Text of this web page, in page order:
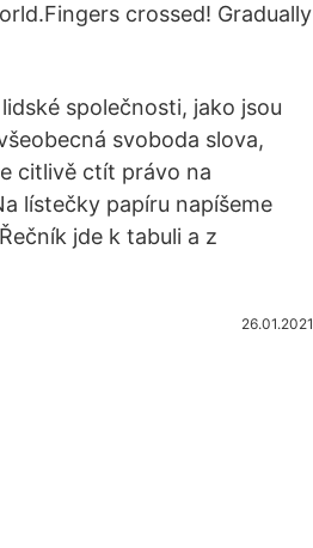
crossed! Gradually
společnosti, jako jsou
svoboda slova,
citlivě ctít právo na
lístečky papíru napíšeme
jde k tabuli a z
26.01.2021